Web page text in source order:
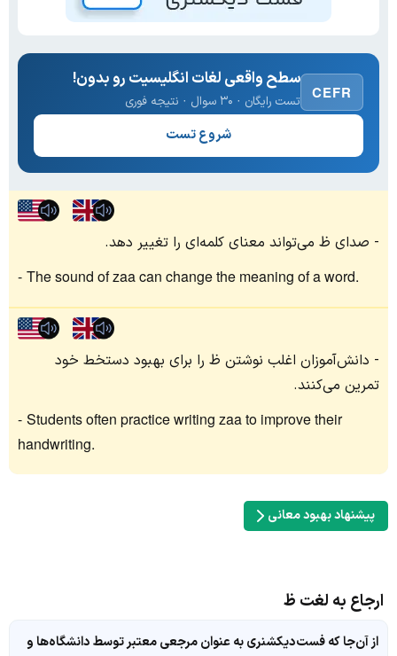
CEFR
سطح واقعی لغات انگلیسیت رو بدون!
تست رایگان · ۳۰ سوال · نتیجه فوری
شروع تست
صدای ظ می‌تواند معنای کلمه‌ای را تغییر دهد.
The sound of zaa can change the meaning of a word.
دانش‌آموزان اغلب نوشتن ظ را برای بهبود دستخط خود
تمرین می‌کنند.
Students often practice writing zaa to improve their
handwriting.
پیشنهاد بهبود معانی
ارجاع به لغت ظ
از آن‌جا که فست‌دیکشنری به عنوان مرجعی معتبر توسط دانشگاه‌ها و